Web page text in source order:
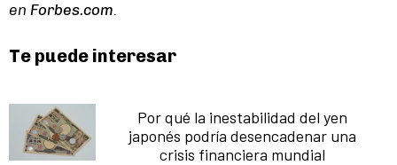
en Forbes.com.
Te puede interesar
Por qué la inestabilidad del yen
japonés podría desencadenar una
crisis financiera mundial